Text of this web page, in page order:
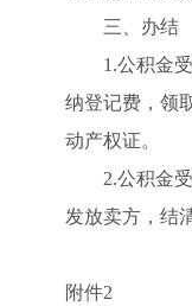
三、办结
1.公积金受
纳登记费，领
动产权证。
2.公积金受
发放卖方，结
附件2